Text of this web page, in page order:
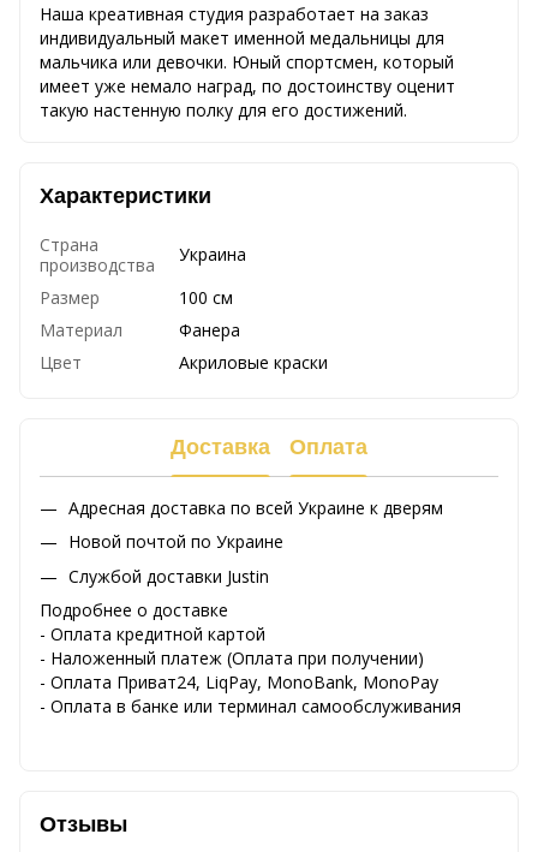
Наша креативная студия разработает на заказ
индивидуальный макет именной медальницы для
мальчика или девочки. Юный спортсмен, который
имеет уже немало наград, по достоинству оценит
такую настенную полку для его достижений.
Характеристики
Страна
производства
Украина
Размер
100 см
Материал
Фанера
Цвет
Акриловые краски
Доставка Оплата
Адресная доставка по всей Украине к дверям
Новой почтой по Украине
Службой доставки Justin
Подробнее о доставке
- Оплата кредитной картой
- Наложенный платеж (Оплата при получении)
- Оплата Приват24, LiqPay, MonoBank, MonoPay
- Оплата в банке или терминал самообслуживания
Отзывы